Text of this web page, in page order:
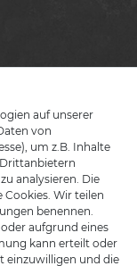
auf unserer
von
um z.B. Inhalte
analysieren. Die
Wir teilen
benennen.
aufgrund eines
kann erteilt oder
einzuwilligen und die